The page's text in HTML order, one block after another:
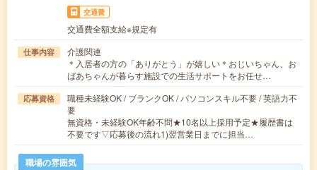
交通費
交通費全額支給※規定有
仕事内容
介護関連
＊入居者の方の「ありがとう」が嬉しい＊おじいちゃん、お
ばあちゃんが暮らす施設での生活サポートをお任せ…
応募資格
職種未経験OK / ブランクOK / パソコンスキル不要 / 英語力不
要
無資格・未経験OK年齢不問★10名以上採用予定★履歴書は
不要です▽応募後の流れ1)翌営業日までに担当…
職場の雰囲気